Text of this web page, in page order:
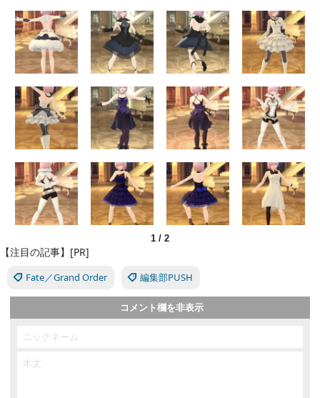
1 / 2
【注目の記事】[PR]
Fate／Grand Order 編集部PUSH
コメント欄を非表示